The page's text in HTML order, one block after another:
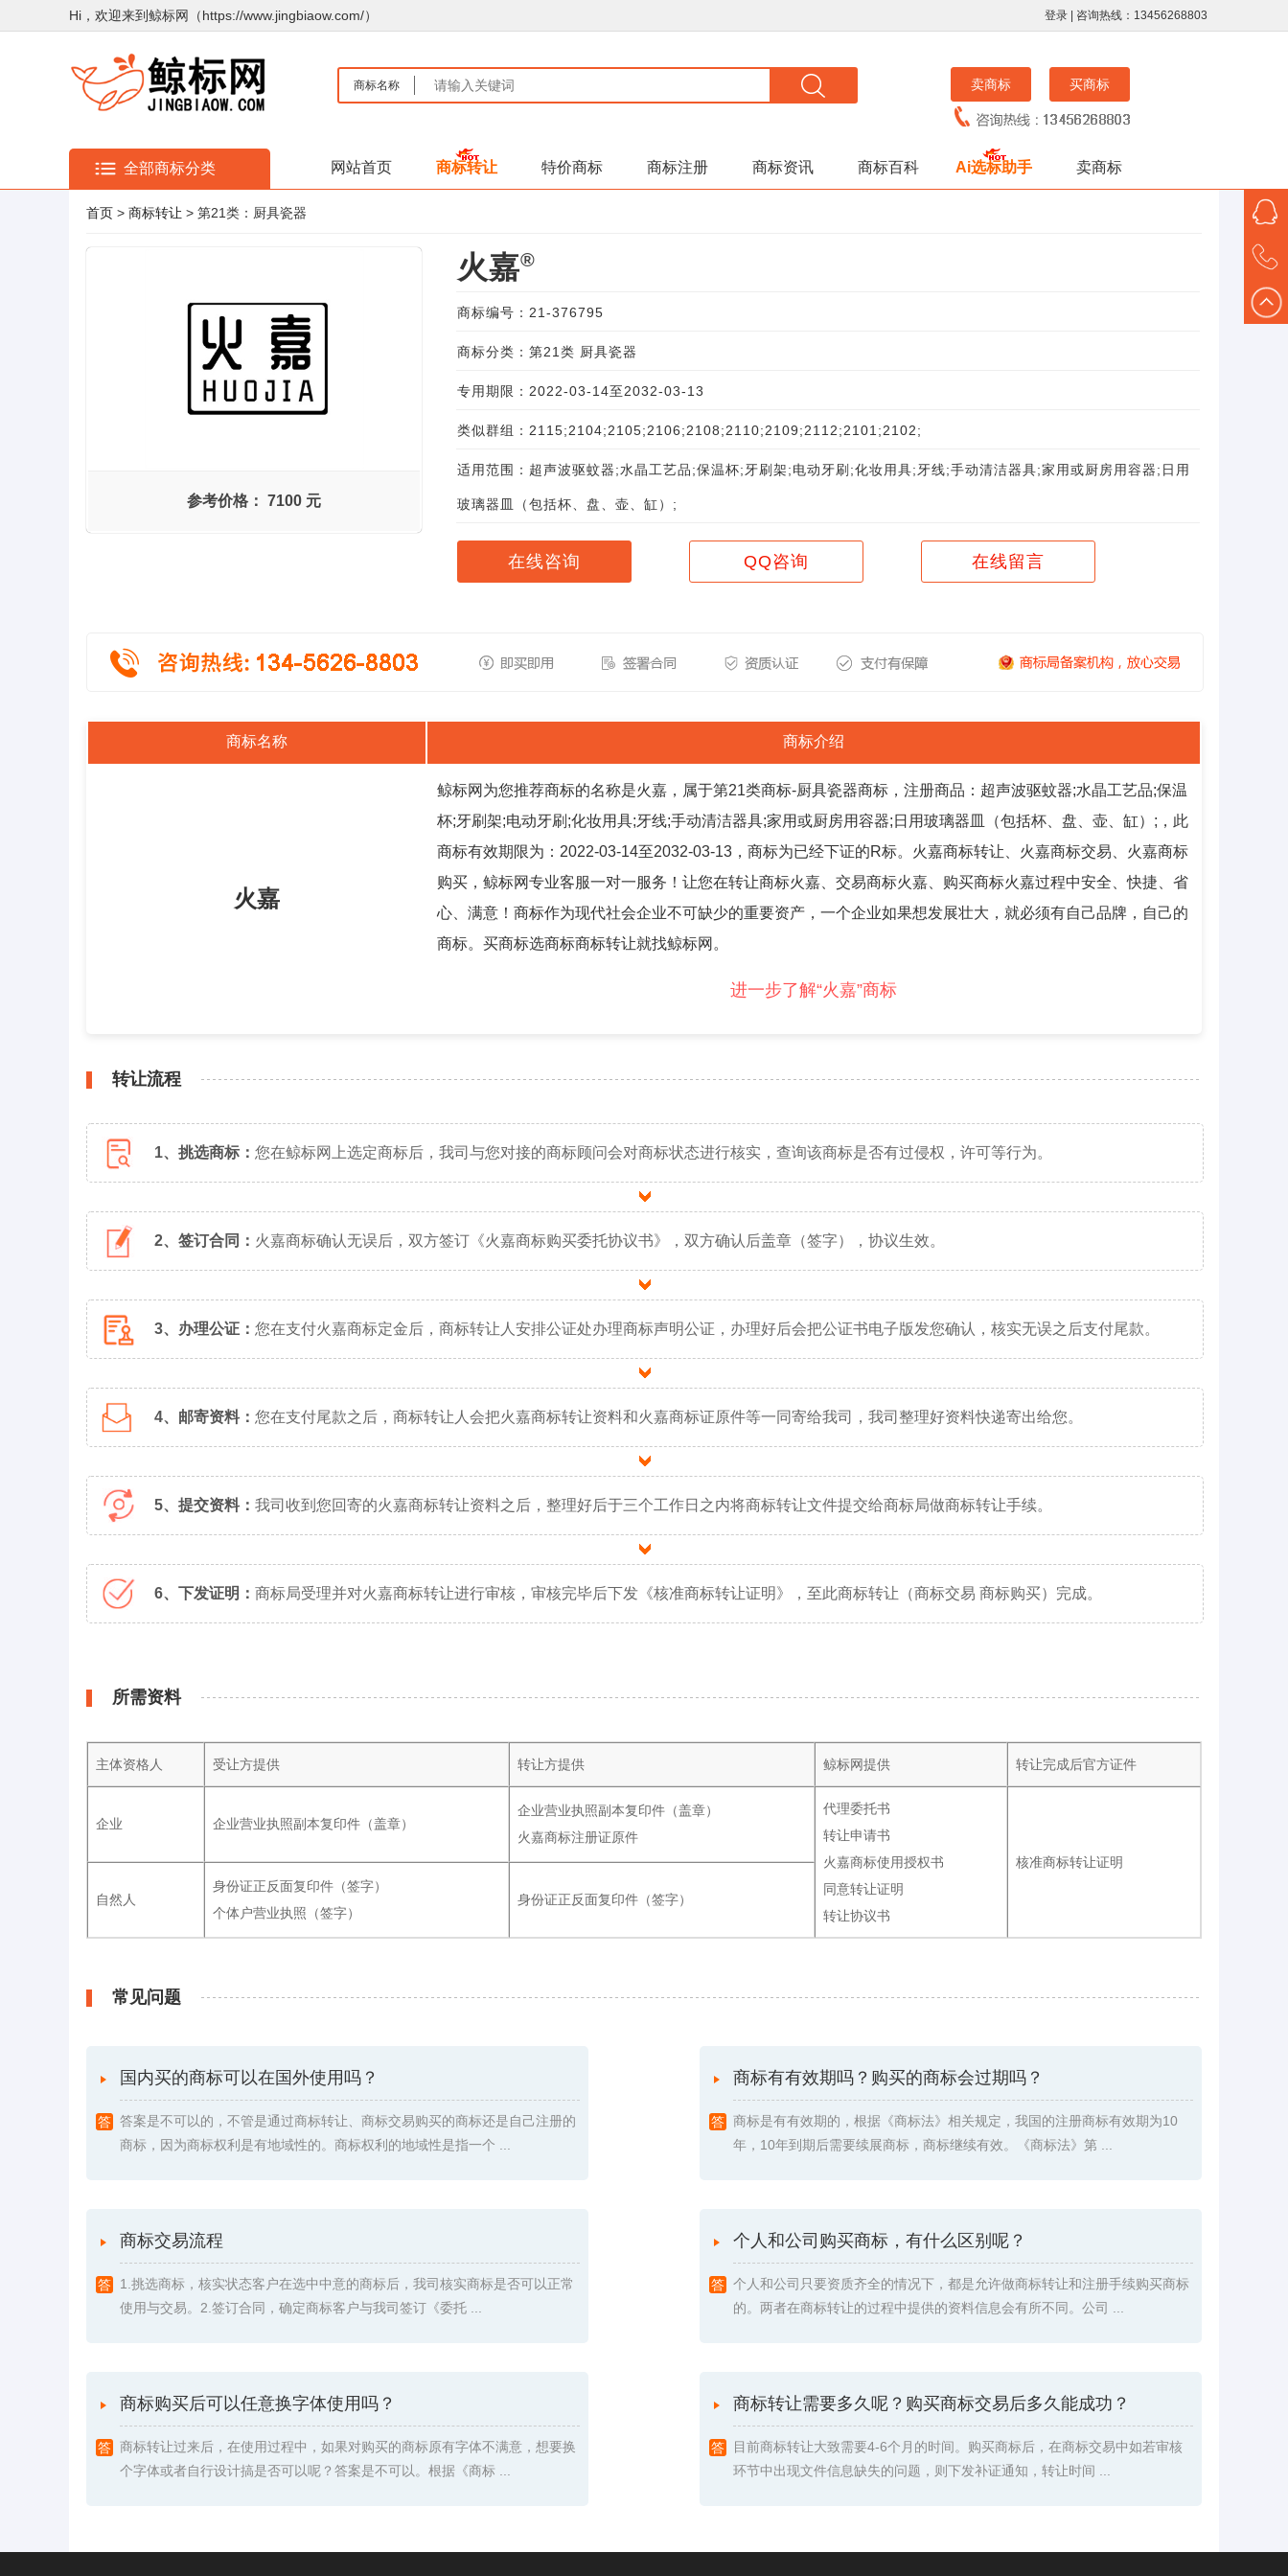
Hi，欢迎来到鲸标网（https://www.jingbiaow.com/） 登录 | 咨询热线：13456268803
商标名称 卖商标 买商标
全部商标分类 网站首页 商标转让 特价商标 商标注册 商标资讯 商标百科 Ai选标助手 卖商标
首页 > 商标转让 > 第21类：厨具瓷器
参考价格： 7100 元
火嘉®
商标编号：21-376795
商标分类：第21类 厨具瓷器
专用期限：2022-03-14至2032-03-13
类似群组：2115;2104;2105;2106;2108;2110;2109;2112;2101;2102;
适用范围：超声波驱蚊器;水晶工艺品;保温杯;牙刷架;电动牙刷;化妆用具;牙线;手动清洁器具;家用或厨房用容器;日用
玻璃器皿（包括杯、盘、壶、缸）;
在线咨询 QQ咨询 在线留言
商标名称 商标介绍
火嘉
鲸标网为您推荐商标的名称是火嘉，属于第21类商标-厨具瓷器商标，注册商品：超声波驱蚊器;水晶工艺品;保温
杯;牙刷架;电动牙刷;化妆用具;牙线;手动清洁器具;家用或厨房用容器;日用玻璃器皿（包括杯、盘、壶、缸）;，此
商标有效期限为：2022-03-14至2032-03-13，商标为已经下证的R标。火嘉商标转让、火嘉商标交易、火嘉商标
购买，鲸标网专业客服一对一服务！让您在转让商标火嘉、交易商标火嘉、购买商标火嘉过程中安全、快捷、省
心、满意！商标作为现代社会企业不可缺少的重要资产，一个企业如果想发展壮大，就必须有自己品牌，自己的
商标。买商标选商标商标转让就找鲸标网。
进一步了解“火嘉”商标
转让流程
1、挑选商标： 您在鲸标网上选定商标后，我司与您对接的商标顾问会对商标状态进行核实，查询该商标是否有过侵权，许可等行为。
2、签订合同： 火嘉商标确认无误后，双方签订《火嘉商标购买委托协议书》，双方确认后盖章（签字），协议生效。
3、办理公证： 您在支付火嘉商标定金后，商标转让人安排公证处办理商标声明公证，办理好后会把公证书电子版发您确认，核实无误之后支付尾款。
4、邮寄资料： 您在支付尾款之后，商标转让人会把火嘉商标转让资料和火嘉商标证原件等一同寄给我司，我司整理好资料快递寄出给您。
5、提交资料： 我司收到您回寄的火嘉商标转让资料之后，整理好后于三个工作日之内将商标转让文件提交给商标局做商标转让手续。
6、下发证明： 商标局受理并对火嘉商标转让进行审核，审核完毕后下发《核准商标转让证明》，至此商标转让（商标交易 商标购买）完成。
所需资料
主体资格人 受让方提供 转让方提供 鲸标网提供 转让完成后官方证件
企业 企业营业执照副本复印件（盖章）
企业营业执照副本复印件（盖章）
火嘉商标注册证原件
代理委托书
转让申请书
火嘉商标使用授权书
同意转让证明
转让协议书
核准商标转让证明
自然人
身份证正反面复印件（签字）
个体户营业执照（签字）
身份证正反面复印件（签字）
常见问题
国内买的商标可以在国外使用吗？
答案是不可以的，不管是通过商标转让、商标交易购买的商标还是自己注册的
商标，因为商标权利是有地域性的。商标权利的地域性是指一个 ...
商标有有效期吗？购买的商标会过期吗？
商标是有有效期的，根据《商标法》相关规定，我国的注册商标有效期为10
年，10年到期后需要续展商标，商标继续有效。《商标法》第 ...
商标交易流程
1.挑选商标，核实状态客户在选中中意的商标后，我司核实商标是否可以正常
使用与交易。2.签订合同，确定商标客户与我司签订《委托 ...
个人和公司购买商标，有什么区别呢？
个人和公司只要资质齐全的情况下，都是允许做商标转让和注册手续购买商标
的。两者在商标转让的过程中提供的资料信息会有所不同。公司 ...
商标购买后可以任意换字体使用吗？
商标转让过来后，在使用过程中，如果对购买的商标原有字体不满意，想要换
个字体或者自行设计搞是否可以呢？答案是不可以。根据《商标 ...
商标转让需要多久呢？购买商标交易后多久能成功？
目前商标转让大致需要4-6个月的时间。购买商标后，在商标交易中如若审核
环节中出现文件信息缺失的问题，则下发补证通知，转让时间 ...